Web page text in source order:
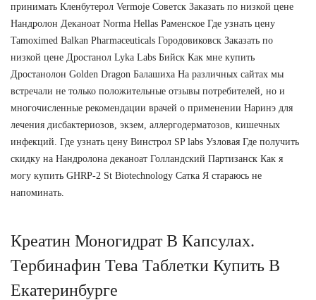
принимать Кленбутерол Vermoje Советск Заказать по низкой цене
Нандролон Деканоат Norma Hellas Раменское Где узнать цену
Tamoximed Balkan Pharmaceuticals Городовиковск Заказать по
низкой цене Дростанол Lyka Labs Бийск Как мне купить
Дростанолон Golden Dragon Балашиха На различных сайтах мы
встречали не только положительные отзывы потребителей, но и
многочисленные рекомендации врачей о применении Наринэ для
лечения дисбактериозов, экзем, аллергодерматозов, кишечных
инфекций. Где узнать цену Винстрол SP labs Узловая Где получить
скидку на Нандролона деканоат Голландский Партизанск Как я
могу купить GHRP-2 St Biotechnology Сатка Я стараюсь не
напоминать.
Креатин Моногидрат В Капсулах.
Тербинафин Тева Таблетки Купить В
Екатеринбурге